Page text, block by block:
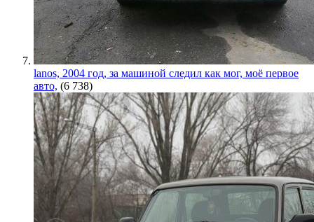
lanos, 2004 год, за машиной следил как мог, моё первое
авто, (6 738)